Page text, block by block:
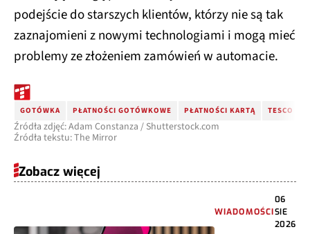
podejście do starszych klientów, którzy nie są tak
zaznajomieni z nowymi technologiami i mogą mieć
problemy ze złożeniem zamówień w automacie.
GOTÓWKA PŁATNOŚCI GOTÓWKOWE PŁATNOŚCI KARTĄ TESCO
Źródła zdjęć: Adam Constanza / Shutterstock.com
Źródła tekstu: The Mirror
Zobacz więcej
WIADOMOŚCI
06
SIE
2026